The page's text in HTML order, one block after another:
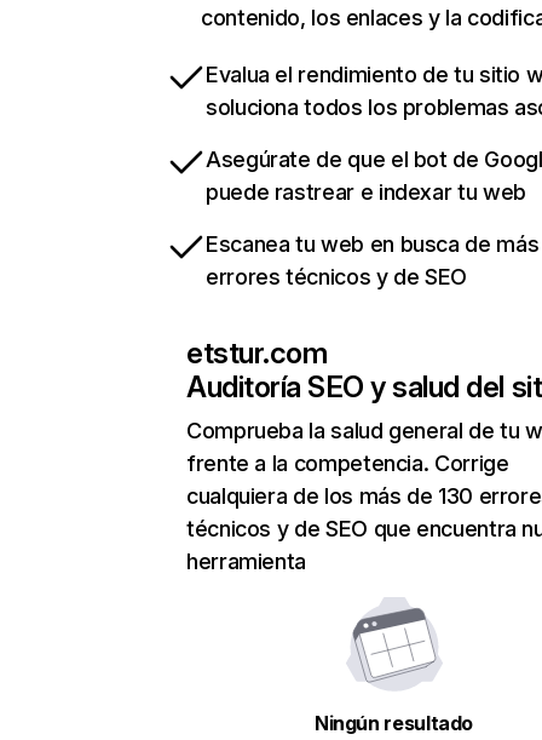
contenido, los enlaces y la
Evalua el rendimiento de tu sitio
soluciona todos los problemas
Asegúrate de que el bot de
puede rastrear e indexar tu web
Escanea tu web en busca de
errores técnicos y de SEO
etstur.com
Auditoría SEO y salud del
Comprueba la salud general de tu
frente a la competencia. Corrige
cualquiera de los más de 130
técnicos y de SEO que encuentra
herramienta
Ningún resultado